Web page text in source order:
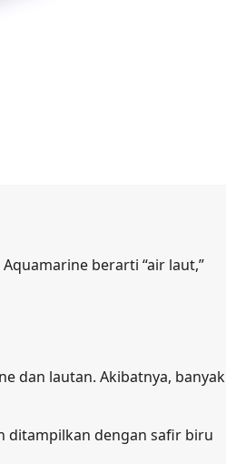
berarti “air laut,”
dan lautan. Akibatnya, banyak
ditampilkan dengan safir biru